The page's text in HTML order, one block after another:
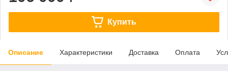
Купить
Описание Характеристики Доставка Оплата